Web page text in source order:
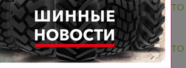
VF520/85R50 BKT AMAX V-
BELTED SPL TL
VF900/60R42 BKT AMAX V-
TL